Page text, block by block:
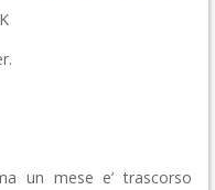
un mese e’ trascorso